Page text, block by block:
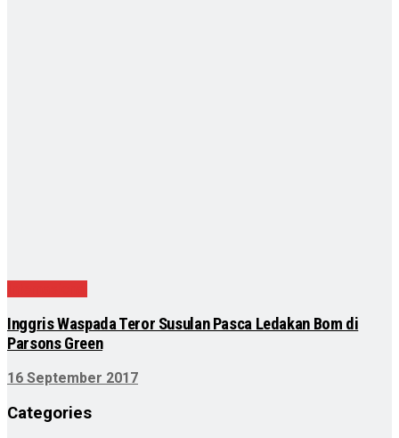
Inggris Waspada Teror Susulan Pasca Ledakan Bom di
Parsons Green
16 September 2017
Categories